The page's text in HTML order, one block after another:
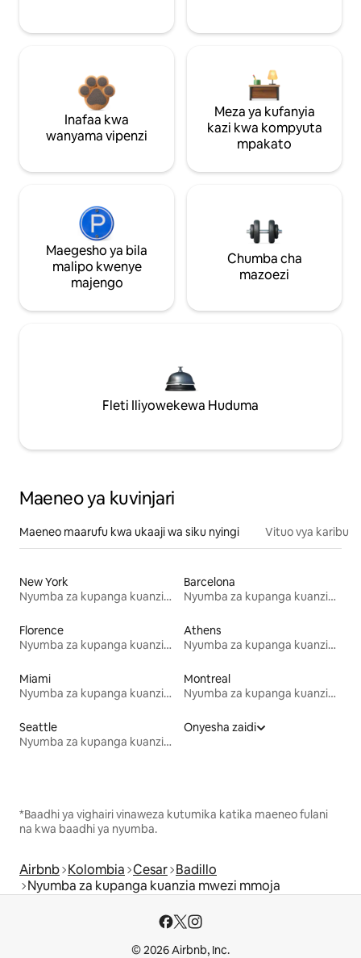
Inafaa kwa
wanyama vipenzi
Meza ya kufanyia
kazi kwa kompyuta
mpakato
Maegesho ya bila
malipo kwenye
majengo
Chumba cha
mazoezi
Fleti Iliyowekewa Huduma
Maeneo ya kuvinjari
Maeneo maarufu kwa ukaaji wa siku nyingi Vituo vya karibu
New York
Nyumba za kupanga kuanzia mwezi mmoja
Barcelona
Nyumba za kupanga kuanzia mwezi mmoja
Florence
Nyumba za kupanga kuanzia mwezi mmoja
Athens
Nyumba za kupanga kuanzia mwezi mmoja
Miami
Nyumba za kupanga kuanzia mwezi mmoja
Montreal
Nyumba za kupanga kuanzia mwezi mmoja
Seattle
Nyumba za kupanga kuanzia mwezi mmoja
Onyesha zaidi
*Baadhi ya vighairi vinaweza kutumika katika maeneo fulani
na kwa baadhi ya nyumba.
Airbnb Kolombia Cesar Badillo
Nyumba za kupanga kuanzia mwezi mmoja
© 2026 Airbnb, Inc.